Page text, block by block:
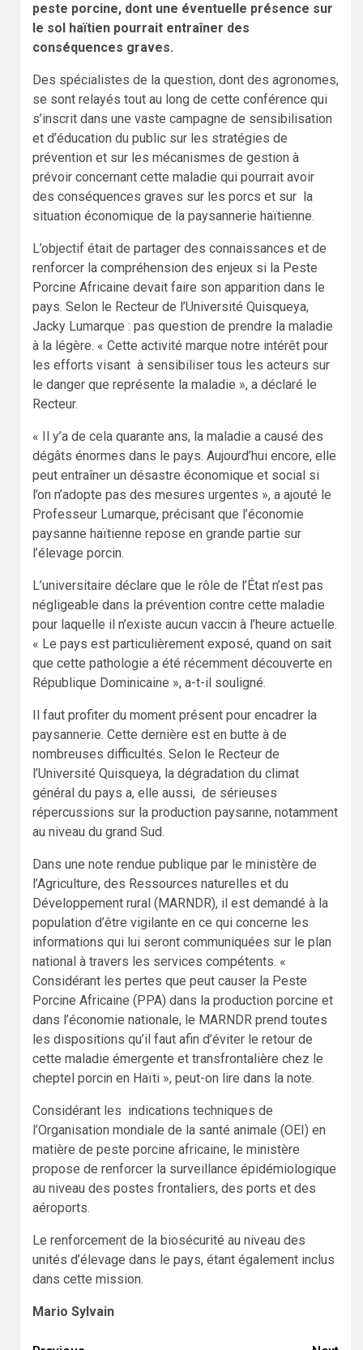
peste porcine, dont une éventuelle présence sur
le sol haïtien pourrait entraîner des
conséquences graves.
Des spécialistes de la question, dont des agronomes,
se sont relayés tout au long de cette conférence qui
s’inscrit dans une vaste campagne de sensibilisation
et d’éducation du public sur les stratégies de
prévention et sur les mécanismes de gestion à
prévoir concernant cette maladie qui pourrait avoir
des conséquences graves sur les porcs et sur la
situation économique de la paysannerie haïtienne.
L’objectif était de partager des connaissances et de
renforcer la compréhension des enjeux si la Peste
Porcine Africaine devait faire son apparition dans le
pays. Selon le Recteur de l’Université Quisqueya,
Jacky Lumarque : pas question de prendre la maladie
à la légère. « Cette activité marque notre intérêt pour
les efforts visant à sensibiliser tous les acteurs sur
le danger que représente la maladie », a déclaré le
Recteur.
« Il y’a de cela quarante ans, la maladie a causé des
dégâts énormes dans le pays. Aujourd’hui encore, elle
peut entraîner un désastre économique et social si
l’on n’adopte pas des mesures urgentes », a ajouté le
Professeur Lumarque, précisant que l’économie
paysanne haïtienne repose en grande partie sur
l’élevage porcin.
L’universitaire déclare que le rôle de l’État n’est pas
négligeable dans la prévention contre cette maladie
pour laquelle il n’existe aucun vaccin à l’heure actuelle.
« Le pays est particulièrement exposé, quand on sait
que cette pathologie a été récemment découverte en
République Dominicaine », a-t-il souligné.
Il faut profiter du moment présent pour encadrer la
paysannerie. Cette dernière est en butte à de
nombreuses difficultés. Selon le Recteur de
l’Université Quisqueya, la dégradation du climat
général du pays a, elle aussi, de sérieuses
répercussions sur la production paysanne, notamment
au niveau du grand Sud.
Dans une note rendue publique par le ministère de
l’Agriculture, des Ressources naturelles et du
Développement rural (MARNDR), il est demandé à la
population d’être vigilante en ce qui concerne les
informations qui lui seront communiquées sur le plan
national à travers les services compétents. «
Considérant les pertes que peut causer la Peste
Porcine Africaine (PPA) dans la production porcine et
dans l’économie nationale, le MARNDR prend toutes
les dispositions qu’il faut afin d’éviter le retour de
cette maladie émergente et transfrontalière chez le
cheptel porcin en Haïti », peut-on lire dans la note.
Considérant les indications techniques de
l’Organisation mondiale de la santé animale (OEI) en
matière de peste porcine africaine, le ministère
propose de renforcer la surveillance épidémiologique
au niveau des postes frontaliers, des ports et des
aéroports.
Le renforcement de la biosécurité au niveau des
unités d’élevage dans le pays, étant également inclus
dans cette mission.
Mario Sylvain